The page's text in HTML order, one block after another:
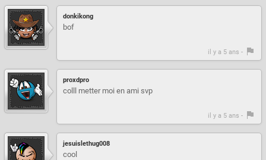
donkikong
bof
il y a 5 ans -
proxdpro
colll metter moi en ami svp
il y a 5 ans -
jesuislethug008
cool